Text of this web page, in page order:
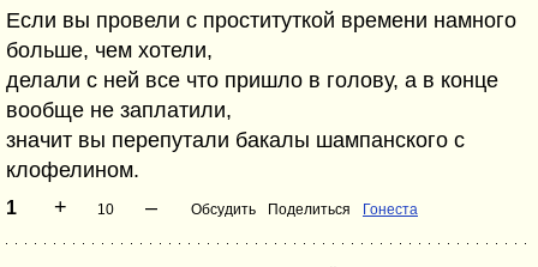
Если вы провели с проституткой времени намного
больше, чем хотели,
делали с ней все что пришло в голову, а в конце
вообще не заплатили,
значит вы перепутали бакалы шампанского с
клофелином.
1 + 10 – Обсудить Поделиться Гонеста